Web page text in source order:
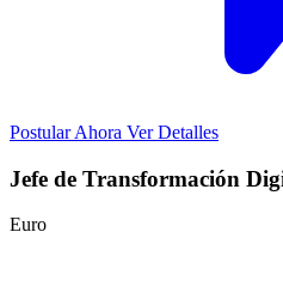
Postular Ahora Ver Detalles
Jefe de Transformación
Euro